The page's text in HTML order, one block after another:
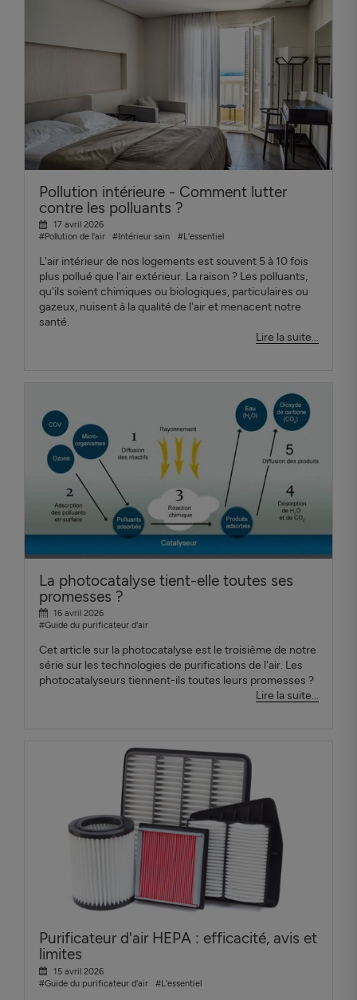
Pollution intérieure - Comment lutter
contre les polluants ?
17 avril 2026
#Pollution de l'air
#Intérieur sain #L'essentiel
L'air intérieur de nos logements est souvent 5 à 10 fois
plus pollué que l'air extérieur. La raison ? Les polluants,
qu'ils soient chimiques ou biologiques, particulaires ou
gazeux, nuisent à la qualité de l'air et menacent notre
santé.
Lire la suite...
La photocatalyse tient-elle toutes ses
promesses ?
16 avril 2026
#Guide du purificateur d'air
Cet article sur la photocatalyse est le troisième de notre
série sur les technologies de purifications de l'air. Les
photocatalyseurs tiennent-ils toutes leurs promesses ?
Lire la suite...
Purificateur d'air HEPA : efficacité, avis et
limites
15 avril 2026
#Guide du purificateur d'air
#L'essentiel